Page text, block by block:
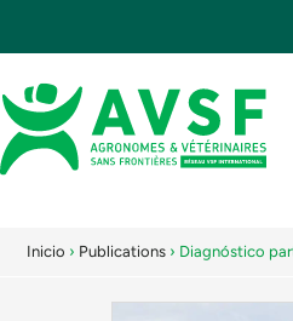
Inicio › Publications › Diagnóstico